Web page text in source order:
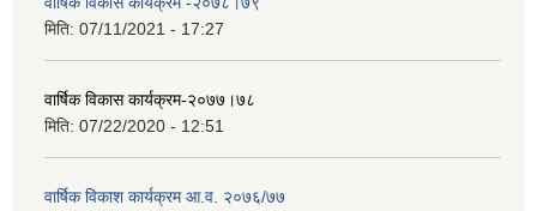
मिति: 07/11/2021 - 17:27
वार्षिक विकास कार्यक्रम-२०७७।७८
मिति: 07/22/2020 - 12:51
वार्षिक विकाश कार्यक्रम आ.व. २०७६/७७